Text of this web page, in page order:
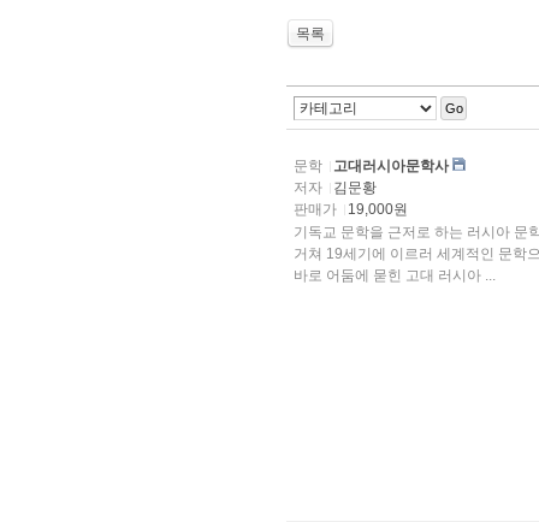
목록
Go
문학
고대러시아문학사
저자
김문황
판매가
19,000원
기독교 문학을 근저로 하는 러시아 문
거쳐 19세기에 이르러 세계적인 문학으로 발돋움하였다. 19세기
바로 어둠에 묻힌 고대 러시아 ...